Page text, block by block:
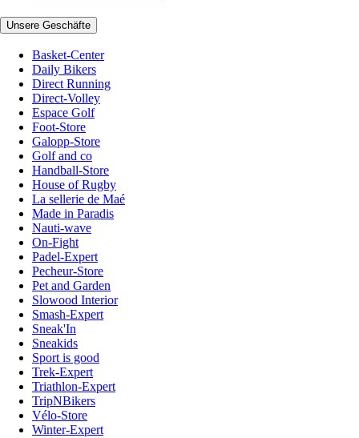
Unsere Geschäfte
Basket-Center
Daily Bikers
Direct Running
Direct-Volley
Espace Golf
Foot-Store
Galopp-Store
Golf and co
Handball-Store
House of Rugby
La sellerie de Maé
Made in Paradis
Nauti-wave
On-Fight
Padel-Expert
Pecheur-Store
Pet and Garden
Slowood Interior
Smash-Expert
Sneak'In
Sneakids
Sport is good
Trek-Expert
Triathlon-Expert
TripNBikers
Vélo-Store
Winter-Expert